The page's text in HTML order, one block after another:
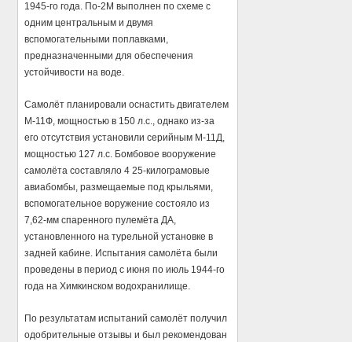
1945-го года. По-2М выполнен по схеме с
одним центральным и двумя
вспомогательными поплавками,
предназначенными для обеспечения
устойчивости на воде.
Самолёт планировали оснастить двигателем
М-11Ф, мощностью в 150 л.с., однако из-за
его отсутствия установили серийным М-11Д,
мощностью 127 л.с. Бомбовое вооружение
самолёта составляло 4 25-килограмовые
авиабомбы, размещаемые под крыльями,
вспомогательное воружение состояло из
7,62-мм спаренного пулемёта ДА,
установленного на турельной установке в
задней кабине. Испытания самолёта были
проведены в период с июня по июль 1944-го
года на Химкинском водохранилище.
По результатам испытаний самолёт получил
одобрительные отзывы и был рекомендован